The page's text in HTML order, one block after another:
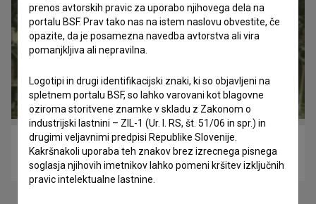
Delitve (2003)
zgodovinski
prenos avtorskih pravic za uporabo njihovega dela na
portalu BSF. Prav tako nas na istem naslovu obvestite, če
opazite, da je posamezna navedba avtorstva ali vira
pomanjkljiva ali nepravilna.
Logotipi in drugi identifikacijski znaki, ki so objavljeni na
spletnem portalu BSF, so lahko varovani kot blagovne
oziroma storitvene znamke v skladu z Zakonom o
industrijski lastnini – ZIL-1 (Ur. l. RS, št. 51/06 in spr.) in
drugimi veljavnimi predpisi Republike Slovenije.
Kakršnakoli uporaba teh znakov brez izrecnega pisnega
soglasja njihovih imetnikov lahko pomeni kršitev izključnih
pravic intelektualne lastnine.